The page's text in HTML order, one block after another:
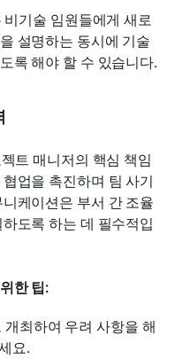
기술 임원들에게 새로
설명하는 동시에 기술
록 해야 할 수 있습니다.
트 매니저의 핵심 책임
업을 촉진하며 팀 사기
케이션은 부서 간 조율
도록 하는 데 필수적입
한 팁:
최하여 우려 사항을 해
요.